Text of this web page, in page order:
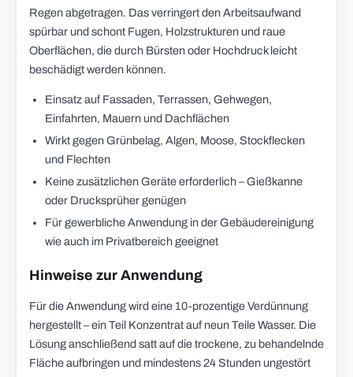
Regen abgetragen. Das verringert den Arbeitsaufwand
spürbar und schont Fugen, Holzstrukturen und raue
Oberflächen, die durch Bürsten oder Hochdruck leicht
beschädigt werden können.
Einsatz auf Fassaden, Terrassen, Gehwegen,
Einfahrten, Mauern und Dachflächen
Wirkt gegen Grünbelag, Algen, Moose, Stockflecken
und Flechten
Keine zusätzlichen Geräte erforderlich – Gießkanne
oder Drucksprüher genügen
Für gewerbliche Anwendung in der Gebäudereinigung
wie auch im Privatbereich geeignet
Hinweise zur Anwendung
Für die Anwendung wird eine 10-prozentige Verdünnung
hergestellt – ein Teil Konzentrat auf neun Teile Wasser. Die
Lösung anschließend satt auf die trockene, zu behandelnde
Fläche aufbringen und mindestens 24 Stunden ungestört